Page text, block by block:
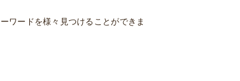
ワードを様々見つけることができま